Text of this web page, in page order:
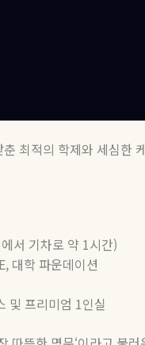
최적의 학제와 세심한
서 기차로 약 1시간)
대학 파운데이션
및 프리미엄 1인실